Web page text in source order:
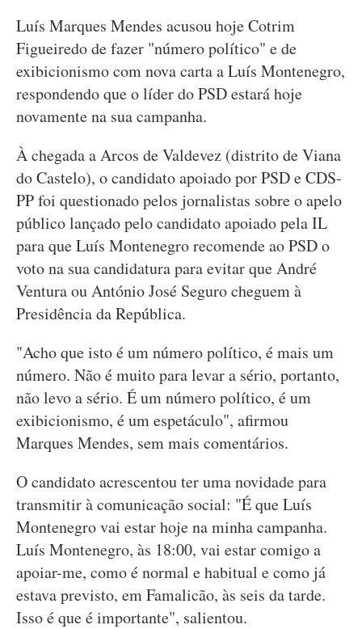
Luís Marques Mendes acusou hoje Cotrim
Figueiredo de fazer "número político" e de
exibicionismo com nova carta a Luís Montenegro,
respondendo que o líder do PSD estará hoje
novamente na sua campanha.
À chegada a Arcos de Valdevez (distrito de Viana
do Castelo), o candidato apoiado por PSD e CDS-
PP foi questionado pelos jornalistas sobre o apelo
público lançado pelo candidato apoiado pela IL
para que Luís Montenegro recomende ao PSD o
voto na sua candidatura para evitar que André
Ventura ou António José Seguro cheguem à
Presidência da República.
"Acho que isto é um número político, é mais um
número. Não é muito para levar a sério, portanto,
não levo a sério. É um número político, é um
exibicionismo, é um espetáculo", afirmou
Marques Mendes, sem mais comentários.
O candidato acrescentou ter uma novidade para
transmitir à comunicação social: "É que Luís
Montenegro vai estar hoje na minha campanha.
Luís Montenegro, às 18:00, vai estar comigo a
apoiar-me, como é normal e habitual e como já
estava previsto, em Famalicão, às seis da tarde.
Isso é que é importante", salientou.